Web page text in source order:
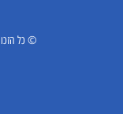
© כל